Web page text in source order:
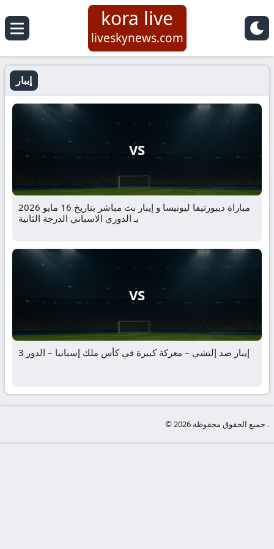
kora live
liveskynews.com
إيبار
VS
مباراة ديبورتيفا ليونيسا و إيبار بث مباشر بتاريخ 16 مايو 2026
بـ الدوري الاسباني الدرجة الثانية
VS
إيبار ضد إلتشي – معركة كبيرة في كأس ملك إسبانيا – الدور 3
© جميع الحقوق محفوظة 2026 .